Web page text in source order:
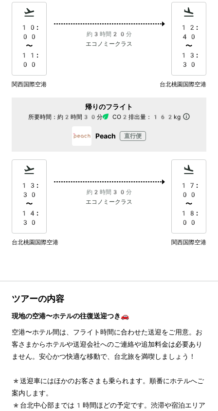
10:
00
〜
11:
00
約3時間20分
エコノミークラス
12:
40
〜
13:
30
関西国際空港 台北桃園国際空港
帰りのフライト
所要時間： 約2時間30分 CO2排出量： 162kg
Peach 直行便
13:
30
〜
14:
30
約2時間30分
エコノミークラス
17:
00
〜
18:
00
台北桃園国際空港 関西国際空港
ツアーの内容
現地の空港〜ホテルの往復送迎つき🚗
空港〜ホテル間は、フライト時間に合わせた送迎をご用意。お
客さまからホテルや送迎会社へのご連絡や追加料金は必要あり
ません。安心かつ快適な移動で、台北旅を満喫しましょう！
*送迎車にはほかのお客さまも乗られます。順番にホテルへご
案内します。
*台北中心部までは1時間ほどの予定です。渋滞や宿泊エリア